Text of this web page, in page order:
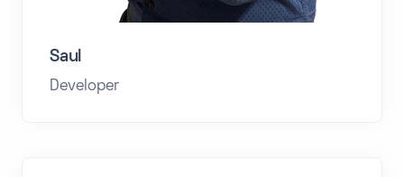
Saul
Developer